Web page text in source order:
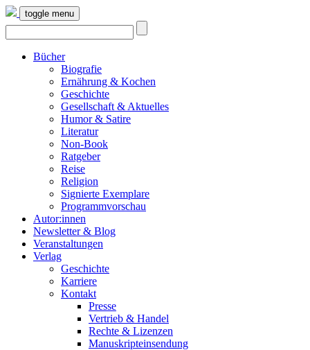
toggle menu
Bücher
Biografie
Ernährung & Kochen
Geschichte
Gesellschaft & Aktuelles
Humor & Satire
Literatur
Non-Book
Ratgeber
Reise
Religion
Signierte Exemplare
Programmvorschau
Autor:innen
Newsletter & Blog
Veranstaltungen
Verlag
Geschichte
Karriere
Kontakt
Presse
Vertrieb & Handel
Rechte & Lizenzen
Manuskripteinsendung